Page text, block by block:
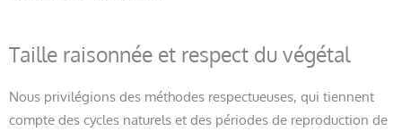
Taille raisonnée et respect du végétal
Nous privilégions des méthodes respectueuses, qui tiennent
compte des cycles naturels et des périodes de reproduction de